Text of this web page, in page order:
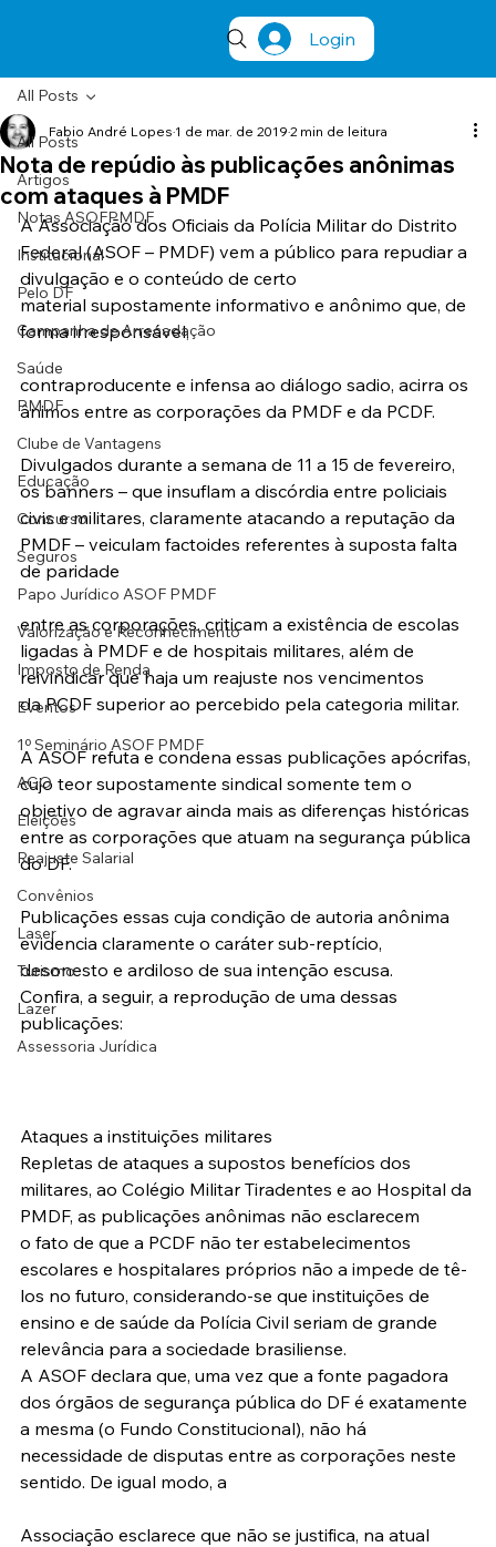
Login
All Posts
Artigos
Notas ASOFPMDF
Institucional
Pelo DF
Campanha de Arrecadação
Saúde
PMDF
Clube de Vantagens
Educação
Concurso
Seguros
Papo Jurídico ASOF PMDF
Valorização e Reconhecimento
Imposto de Renda
Eventos
1º Seminário ASOF PMDF
AGO
Eleições
Reajuste Salarial
Convênios
Laser
Turismo
Lazer
Assessoria Jurídica
All Posts
Nota de repúdio às publicações anônimas
com ataques à PMDF
Fabio André Lopes 1 de mar. de 2019 2 min de leitura
A Associação dos Oficiais da Polícia Militar do Distrito
Federal (ASOF – PMDF) vem a público para repudiar a
divulgação e o conteúdo de certo
material supostamente informativo e anônimo que, de
forma irresponsável,
contraproducente e infensa ao diálogo sadio, acirra os
ânimos entre as corporações da PMDF e da PCDF.
Divulgados durante a semana de 11 a 15 de fevereiro,
os banners – que insuflam a discórdia entre policiais
civis e militares, claramente atacando a reputação da
PMDF – veiculam factoides referentes à suposta falta
de paridade
entre as corporações, criticam a existência de escolas
ligadas à PMDF e de hospitais militares, além de
reivindicar que haja um reajuste nos vencimentos
da PCDF superior ao percebido pela categoria militar.
A ASOF refuta e condena essas publicações apócrifas,
cujo teor supostamente sindical somente tem o
objetivo de agravar ainda mais as diferenças históricas
entre as corporações que atuam na segurança pública
do DF.
Publicações essas cuja condição de autoria anônima
evidencia claramente o caráter sub-reptício,
desonesto e ardiloso de sua intenção escusa.
Confira, a seguir, a reprodução de uma dessas
publicações:
Ataques a instituições militares
Repletas de ataques a supostos benefícios dos
militares, ao Colégio Militar Tiradentes e ao Hospital da
PMDF, as publicações anônimas não esclarecem
o fato de que a PCDF não ter estabelecimentos
escolares e hospitalares próprios não a impede de tê-
los no futuro, considerando-se que instituições de
ensino e de saúde da Polícia Civil seriam de grande
relevância para a sociedade brasiliense.
A ASOF declara que, uma vez que a fonte pagadora
dos órgãos de segurança pública do DF é exatamente
a mesma (o Fundo Constitucional), não há
necessidade de disputas entre as corporações neste
sentido. De igual modo, a
Associação esclarece que não se justifica, na atual